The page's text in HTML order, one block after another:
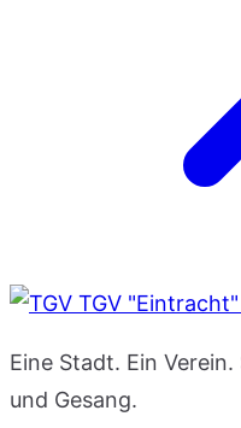
TGV
Eine Stadt. Ein
und Gesang.